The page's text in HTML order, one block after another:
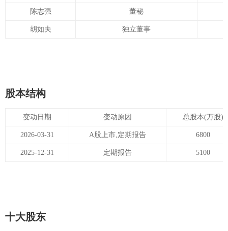
陈志强 董秘
胡如夫 独立董事
股本结构
变动日期 变动原因 总股本(万股)
2026-03-31 A股上市,定期报告 6800
2025-12-31 定期报告 5100
十大股东